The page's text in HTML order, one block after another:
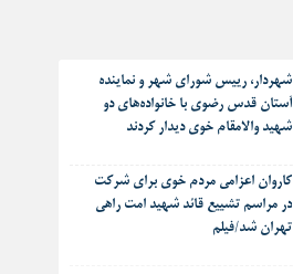
شهردار، رییس شورای شهر و نماینده
آستان قدس رضوی با خانواده‌های دو
شهید والامقام خوی دیدار کردند
کاروان اعزامی مردم خوی برای شرکت
در مراسم تشییع قائد شهید امت راهی
تهران شد/فیلم